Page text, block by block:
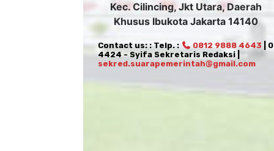
Kec. Cilincing, Jkt Utara, Daerah
Khusus Ibukota Jakarta 14140
Contact us: : Telp. : 0812 9888 4643 |
4424 - Syifa Sekretaris Redaksi |
sekred.suarapemerintah@gmail.com